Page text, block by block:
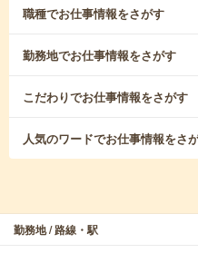
職種でお仕事情報をさがす
勤務地でお仕事情報をさがす
こだわりでお仕事情報をさがす
人気のワードでお仕事情報をさ
勤務地 / 路線・駅